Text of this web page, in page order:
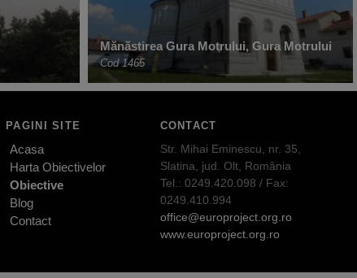
Mănăstirea Gura Motrului, Gura Motrului
Cod 1465
PAGINI SITE
Acasa
Harta Obiectivelor
Obiective
Blog
Contact
CONTACT
Str. Mihai Eminescu, nr. 35,
Slatina, jud. Olt, România
Tel.: 0249.420.098 / Fax:
0249.410.994
office@europroject.org.ro
www.europroject.org.ro